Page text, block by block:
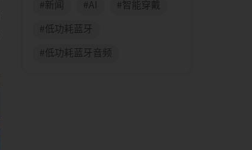
#新闻 #AI #智能穿戴
#低功耗蓝牙
#低功耗蓝牙音频